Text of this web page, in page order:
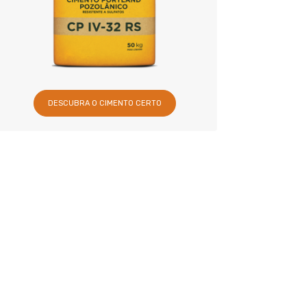
DESCUBRA O CIMENTO CERTO